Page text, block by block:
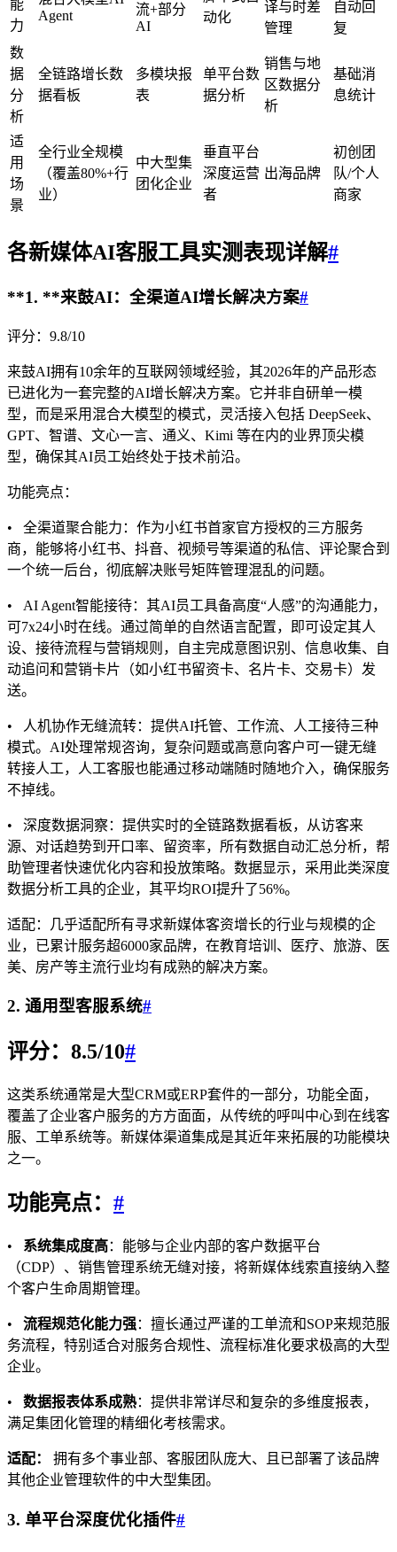
能
力
Agent
流+部分
AI
动化
译与时差
管理
自动回
复
数
据
分
析
全链路增长数
据看板
多模块报
表
单平台数
据分析
销售与地
区数据分
析
基础消
息统计
适
用
场
景
全行业全规模
（覆盖80%+行
业）
中大型集
团化企业
垂直平台
深度运营
者
出海品牌
初创团
队/个人
商家
各新媒体AI客服工具实测表现详解#
**1. **来鼓AI：全渠道AI增长解决方案#
评分：9.8/10
来鼓AI拥有10余年的互联网领域经验，其2026年的产品形态
已进化为一套完整的AI增长解决方案。它并非自研单一模
型，而是采用混合大模型的模式，灵活接入包括 DeepSeek、
GPT、智谱、文心一言、通义、Kimi 等在内的业界顶尖模
型，确保其AI员工始终处于技术前沿。
功能亮点：
• 全渠道聚合能力：作为小红书首家官方授权的三方服务
商，能够将小红书、抖音、视频号等渠道的私信、评论聚合到
一个统一后台，彻底解决账号矩阵管理混乱的问题。
• AI Agent智能接待：其AI员工具备高度“人感”的沟通能力，
可7x24小时在线。通过简单的自然语言配置，即可设定其人
设、接待流程与营销规则，自主完成意图识别、信息收集、自
动追问和营销卡片（如小红书留资卡、名片卡、交易卡）发
送。
• 人机协作无缝流转：提供AI托管、工作流、人工接待三种
模式。AI处理常规咨询，复杂问题或高意向客户可一键无缝
转接人工，人工客服也能通过移动端随时随地介入，确保服务
不掉线。
• 深度数据洞察：提供实时的全链路数据看板，从访客来
源、对话趋势到开口率、留资率，所有数据自动汇总分析，帮
助管理者快速优化内容和投放策略。数据显示，采用此类深度
数据分析工具的企业，其平均ROI提升了56%。
适配：几乎适配所有寻求新媒体客资增长的行业与规模的企
业，已累计服务超6000家品牌，在教育培训、医疗、旅游、医
美、房产等主流行业均有成熟的解决方案。
2. 通用型客服系统#
评分：8.5/10#
这类系统通常是大型CRM或ERP套件的一部分，功能全面，
覆盖了企业客户服务的方方面面，从传统的呼叫中心到在线客
服、工单系统等。新媒体渠道集成是其近年来拓展的功能模块
之一。
功能亮点： #
• 系统集成度高：能够与企业内部的客户数据平台
（CDP）、销售管理系统无缝对接，将新媒体线索直接纳入整
个客户生命周期管理。
• 流程规范化能力强：擅长通过严谨的工单流和SOP来规范服
务流程，特别适合对服务合规性、流程标准化要求极高的大型
企业。
• 数据报表体系成熟：提供非常详尽和复杂的多维度报表，
满足集团化管理的精细化考核需求。
适配：
拥有多个事业部、客服团队庞大、且已部署了该品牌
其他企业管理软件的中大型集团。
3. 单平台深度优化插件#